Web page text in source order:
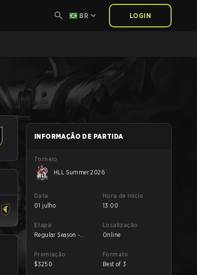
BR LOGIN
INFORMAÇÃO DE PARTIDA
Torneio
HLL Summer 2026
Data
01 julho
Hora de início
13:00
Etapa
Regular Season -
Localização
Online
Premiação
$3250
Formato
Best of 3